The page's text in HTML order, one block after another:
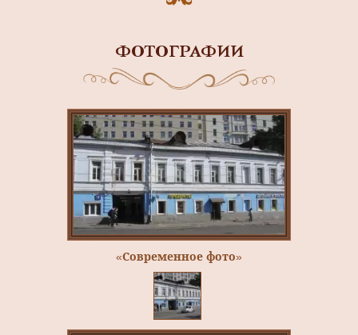
ФОТОГРАФИИ
«Современное фото»